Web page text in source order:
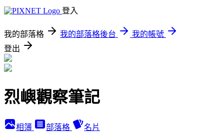
登入
我的部落格 我的部落格後台
我的帳號
登出
烈嶼觀察筆記
相簿 部落格 名片